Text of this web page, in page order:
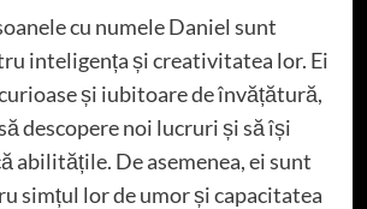
cu numele Daniel sunt
inteligența și creativitatea lor. Ei
și iubitoare de învățătură,
descopere noi lucruri și să își
abilitățile. De asemenea, ei sunt
simțul lor de umor și capacitatea